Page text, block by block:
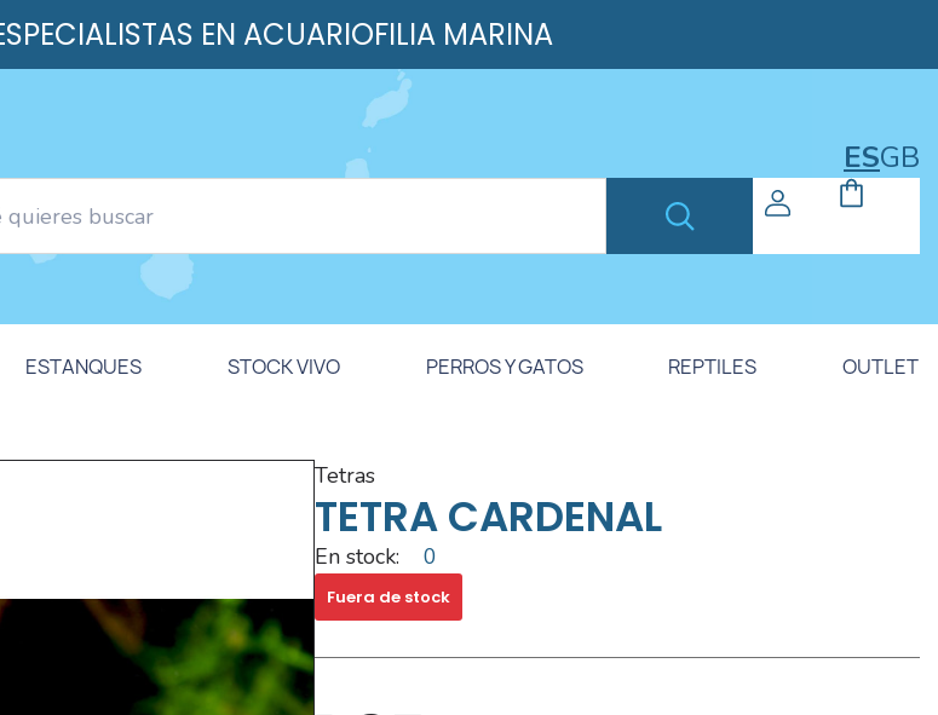
EN ACUARIOFILIA MARINA
ESGB
ESTANQUES STOCK VIVO PERROS Y GATOS REPTILES OUTLET
tetras
TETRA CARDENAL
En stock: 0
Fuera de stock